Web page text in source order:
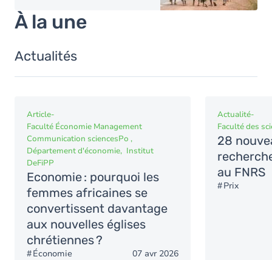
À la une
Actualités
Article-
Faculté Économie Management
Communication sciencesPo
Département d'économie
Institut
DeFiPP
Economie : pourquoi les
femmes africaines se
convertissent davantage
aux nouvelles églises
chrétiennes ?
Économie 07 avr 2026
Actualité-
Faculté des
28
au FNRS
Prix